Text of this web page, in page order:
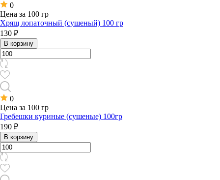
0
Цена за 100 гр
Хрящ лопаточный (сушеный) 100 гр
130 ₽
В корзину
0
Цена за 100 гр
Гребешки куриные (сушеные) 100гр
190 ₽
В корзину